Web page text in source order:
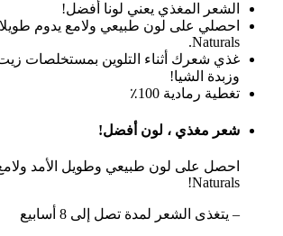
الشعر المغذي يعني لونا أفضل!
Naturals.
غذي شعرك أثناء التلوين بمستخلصات زيت
وزبدة الشيا!
تغطية رمادية 100٪
شعر مغذي ، لون أفضل!
Naturals!
– يتغذى الشعر لمدة تصل إلى 8 أسابيع